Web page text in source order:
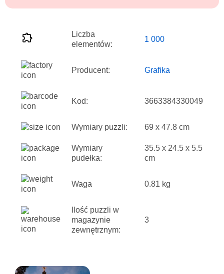
Liczba
elementów:
1 000
Producent: Grafika
Kod: 3663384330049
Wymiary puzzli: 69 x 47.8 cm
Wymiary
pudełka:
35.5 x 24.5 x 5.5
cm
Waga 0.81 kg
Ilość puzzli w
magazynie
zewnętrznym:
3